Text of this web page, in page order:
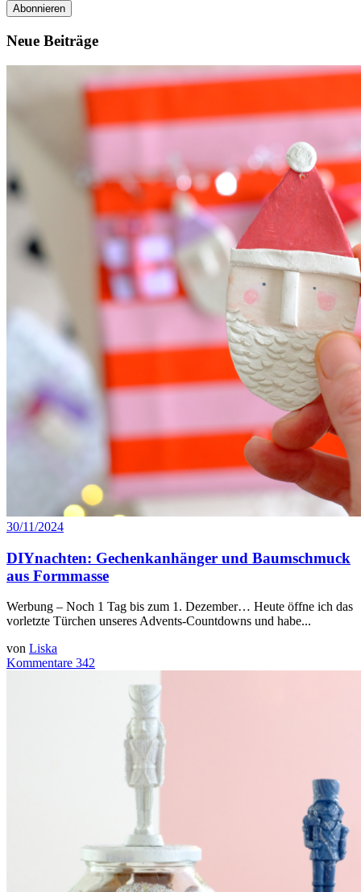
Adresse
Neue Beiträge
30/11/2024
DIYnachten: Gechenkanhänger und Baumschmuck
aus Formmasse
Werbung – Noch 1 Tag bis zum 1. Dezember… Heute öffne ich das
vorletzte Türchen unseres Advents-Countdowns und habe...
von Liska
Kommentare 342